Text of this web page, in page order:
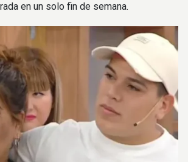
en un solo fin de semana.